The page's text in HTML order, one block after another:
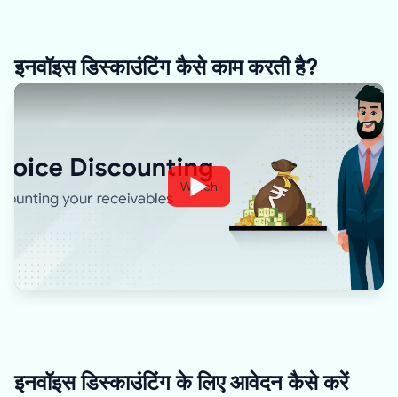
इनवॉइस डिस्काउंटिंग कैसे काम करती है?
Watch
इनवॉइस डिस्काउंटिंग के लिए आवेदन कैसे करें